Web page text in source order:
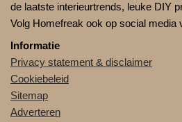
de laatste interieurtrends, leuke DIY
Volg Homefreak ook op social media
Informatie
Privacy statement & disclaimer
Cookiebeleid
Sitemap
Adverteren